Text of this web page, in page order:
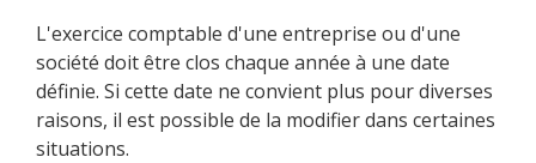
L'exercice comptable d'une entreprise ou d'une
société doit être clos chaque année à une date
définie. Si cette date ne convient plus pour diverses
raisons, il est possible de la modifier dans certaines
situations.